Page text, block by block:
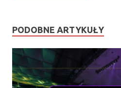
PODOBNE ARTYKUŁY